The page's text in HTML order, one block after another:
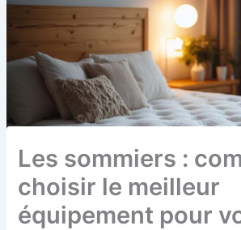
Les sommiers :
choisir le meilleur
équipement pour